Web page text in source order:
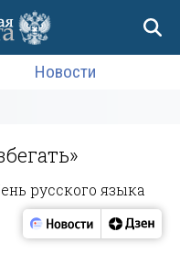
Новости
русского языка